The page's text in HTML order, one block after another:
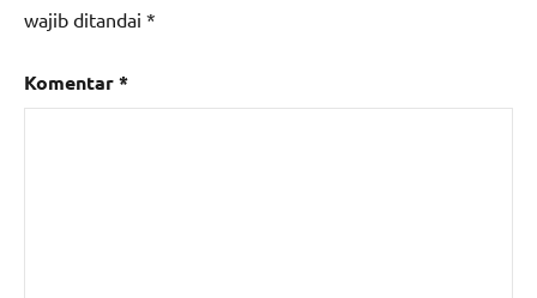
wajib ditandai *
Komentar*